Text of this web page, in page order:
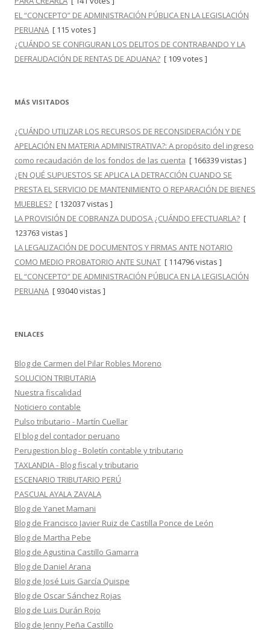
EL “CONCEPTO” DE ADMINISTRACIÓN PÚBLICA EN LA LEGISLACIÓN
PERUANA [ 115 votes ]
¿CUÁNDO SE CONFIGURAN LOS DELITOS DE CONTRABANDO Y LA
DEFRAUDACIÓN DE RENTAS DE ADUANA? [ 109 votes ]
MÁS VISITADOS
¿CUÁNDO UTILIZAR LOS RECURSOS DE RECONSIDERACIÓN Y DE
APELACIÓN EN MATERIA ADMINISTRATIVA?: A propósito del ingreso
como recaudación de los fondos de las cuenta [ 166339 vistas ]
¿EN QUÉ SUPUESTOS SE APLICA LA DETRACCIÓN CUANDO SE
PRESTA EL SERVICIO DE MANTENIMIENTO O REPARACIÓN DE BIENES
MUEBLES? [ 132037 vistas ]
LA PROVISIÓN DE COBRANZA DUDOSA ¿CUÁNDO EFECTUARLA? [
123763 vistas ]
LA LEGALIZACIÓN DE DOCUMENTOS Y FIRMAS ANTE NOTARIO
COMO MEDIO PROBATORIO ANTE SUNAT [ 114796 vistas ]
EL “CONCEPTO” DE ADMINISTRACIÓN PÚBLICA EN LA LEGISLACIÓN
PERUANA [ 93040 vistas ]
ENLACES
Blog de Carmen del Pilar Robles Moreno
SOLUCION TRIBUTARIA
Nuestra fiscalidad
Noticiero contable
Pulso tributario - Martín Cuellar
El blog del contador peruano
Perugestion.blog - Boletín contable y tributario
TAXLANDIA - Blog fiscal y tributario
ESCENARIO TRIBUTARIO PERÚ
PASCUAL AYALA ZAVALA
Blog de Yanet Mamani
Blog de Francisco Javier Ruiz de Castilla Ponce de León
Blog de Martha Pebe
Blog de Agustina Castillo Gamarra
Blog de Daniel Arana
Blog de José Luis García Quispe
Blog de Oscar Sánchez Rojas
Blog de Luis Durán Rojo
Blog de Jenny Peña Castillo